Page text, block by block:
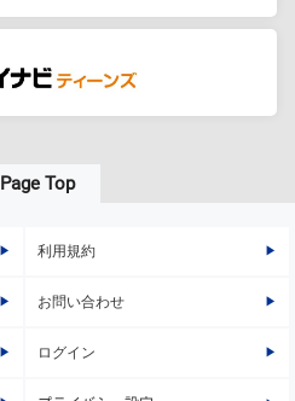
Page Top
利用規約
お問い合わせ
ログイン